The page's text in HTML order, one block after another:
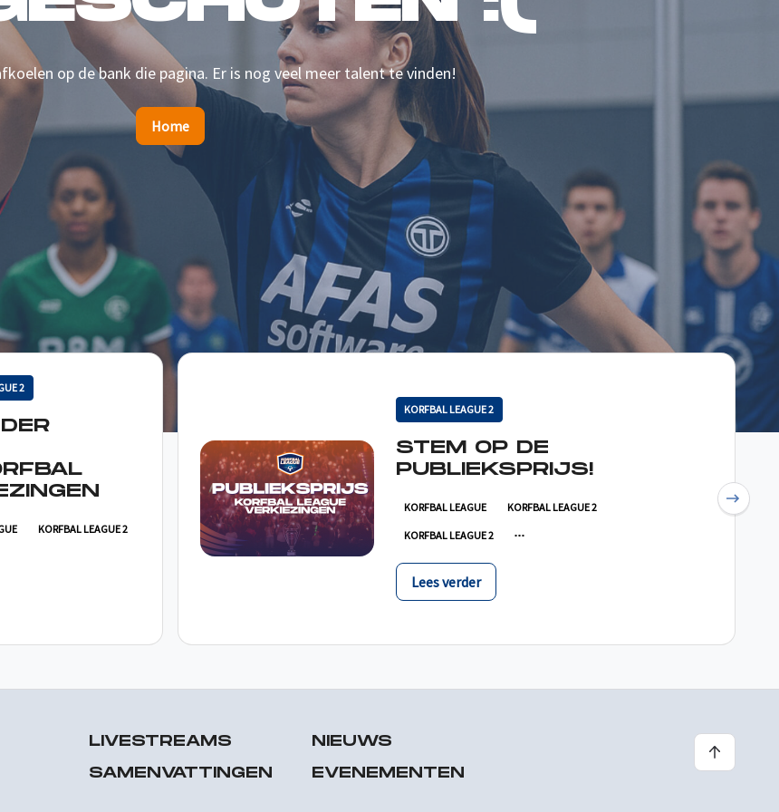
op de bank die pagina. Er is nog veel meer talent te vinden!
Home
2
KORFBAL LEAGUE 2
KORFBAL LEAGUE 2
STEM OP DE
PUBLIEKSPRIJS!
KORFBAL LEAGUE KORFBAL LEAGUE 2
KORFBAL LEAGUE 2
Lees verder
Next
LIVESTREAMS
SAMENVATTINGEN
NIEUWS
EVENEMENTEN